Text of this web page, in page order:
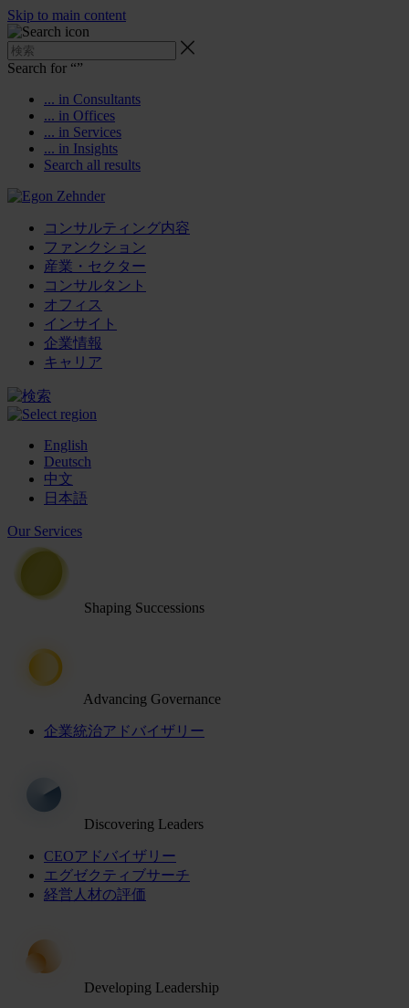
Skip to main content
Search for “”
... in Consultants
... in Offices
... in Services
... in Insights
Search all results
コンサルティング内容
ファンクション
産業・セクター
コンサルタント
オフィス
インサイト
企業情報
キャリア
English
Deutsch
中文
日本語
Our Services
Shaping Successions
Advancing Governance
企業統治アドバイザリー
Discovering Leaders
CEOアドバイザリー
エグゼクティブサーチ
経営人材の評価
Developing Leadership